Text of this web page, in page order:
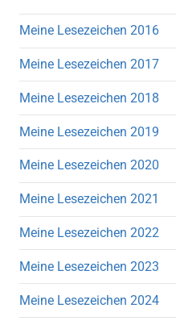
Meine Lesezeichen 2016
Meine Lesezeichen 2017
Meine Lesezeichen 2018
Meine Lesezeichen 2019
Meine Lesezeichen 2020
Meine Lesezeichen 2021
Meine Lesezeichen 2022
Meine Lesezeichen 2023
Meine Lesezeichen 2024